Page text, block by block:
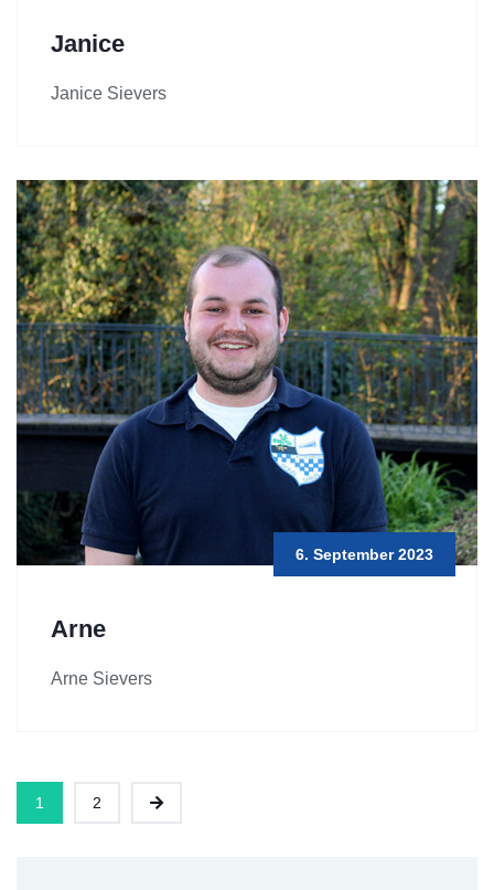
Janice
Janice Sievers
6. September 2023
Arne
Arne Sievers
1 2